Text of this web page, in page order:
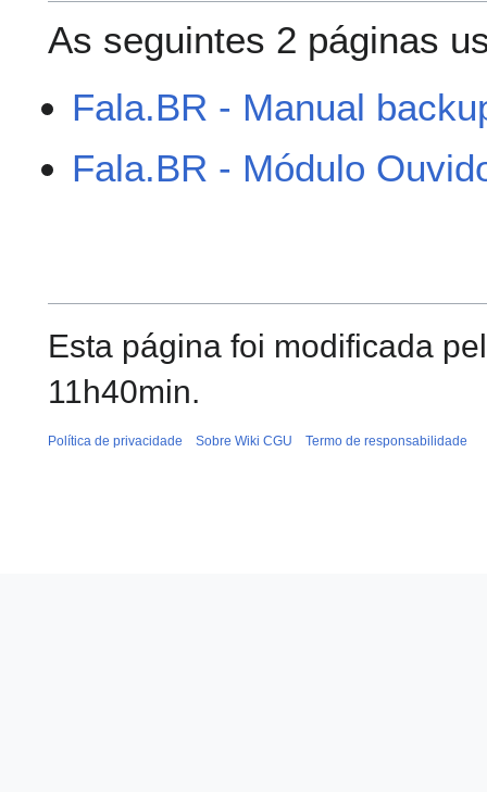
As seguintes 2 páginas
Fala.BR - Manual
Fala.BR - Módulo
Esta página foi modificada
11h40min.
Política de privacidade Sobre Wiki CGU Termo de responsabilidade